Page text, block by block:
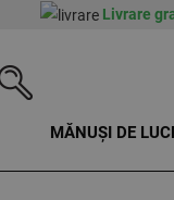
Livrare
MĂNUȘI DE